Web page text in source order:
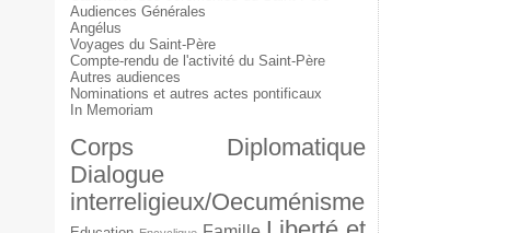
Audiences Générales
Angélus
Voyages du Saint-Père
Compte-rendu de l'activité du Saint-Père
Autres audiences
Nominations et autres actes pontificaux
In Memoriam
Corps Diplomatique
Dialogue
interreligieux/Oecuménisme